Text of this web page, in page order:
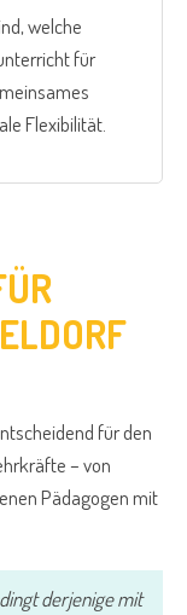
welche
für
Flexibilität.
für den
– von
Pädagogen mit
derjenige mit